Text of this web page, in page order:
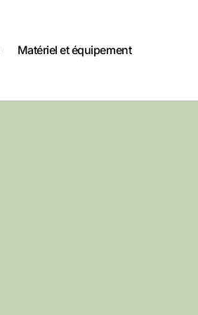
Matériel et équipement